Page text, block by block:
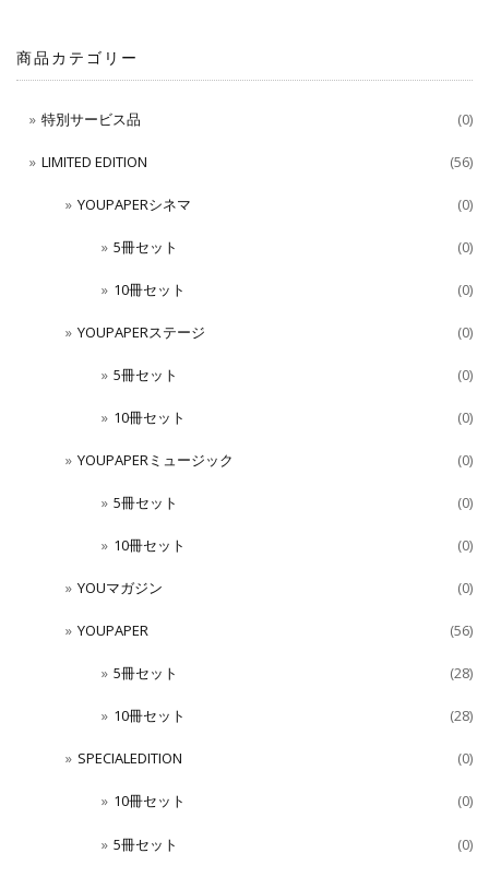
商品カテゴリー
特別サービス品 (0)
LIMITED EDITION (56)
YOUPAPERシネマ (0)
5冊セット (0)
10冊セット (0)
YOUPAPERステージ (0)
5冊セット (0)
10冊セット (0)
YOUPAPERミュージック (0)
5冊セット (0)
10冊セット (0)
YOUマガジン (0)
YOUPAPER (56)
5冊セット (28)
10冊セット (28)
SPECIALEDITION (0)
10冊セット (0)
5冊セット (0)